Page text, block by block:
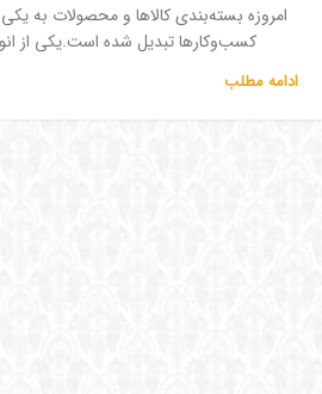
امروزه بسته‌بندی کالاها و محصولات به
کسب‌وکارها تبدیل شده است.یکی از
ادامه مطلب